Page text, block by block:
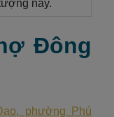
này.
Đông
phường Phú